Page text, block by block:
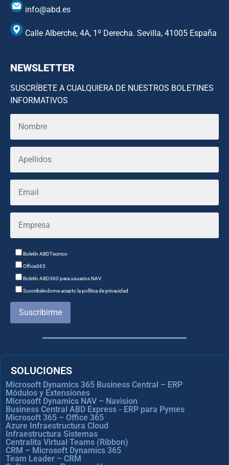
info@abd.es
Calle Alberche, 4A, 1º Derecha. Sevilla, 41005 España
NEWSLETTER
SUSCRÍBETE A CUALQUIERA DE NUESTROS BOLETINES
INFORMATIVOS
Boletín ABDTecnico
Office365
Boletín ABD360 para usuarios NAV
Suscribiéndome acepto la política de privacidad
Suscribirme
SOLUCIONES
Microsoft Dynamics 365 Business Central – ERP
Módulos y Extensiones
Microsoft Dynamics NAV – Navision
Business Central ABD Express - ERP para Pymes
Microsoft 365 – Office 365
Azure Infraestructura Cloud
Infraestructura Sistemas
Centralita Virtual Teams (Ribbon)
CRM – Microsoft Dynamics 365
Team Leader – CRM